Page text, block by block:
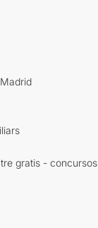
gratis - concursos